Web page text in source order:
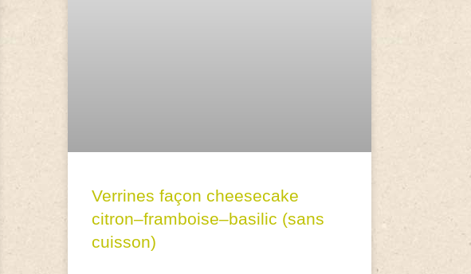
Verrines façon cheesecake
citron–framboise–basilic (sans
cuisson)